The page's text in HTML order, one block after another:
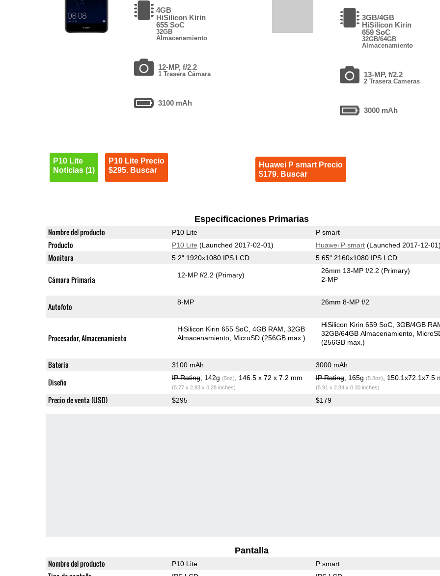
4GB
HiSilicon Kirin
655 SoC
32GB
Almacenamiento
12-MP, f/2.2
1 Trasera Cámara
3100 mAh
P10 Lite
Noticias (1)
P10 Lite Precio
$295. Buscar
3GB/4GB
HiSilicon Kirin
659 SoC
32GB/64GB
Almacenamiento
13-MP, f/2.2
2 Trasera Cameras
3000 mAh
Huawei P smart Precio
$179. Buscar
Especificaciones Primarias
Nombre del producto P10 Lite P smart
Producto P10 Lite (Launched 2017-02-01) Huawei P smart(Launched 2017-12-01)
Monitora 5.2" 1920x1080 IPS LCD 5.65" 2160x1080 IPS LCD
Cámara Primaria 12-MP f/2.2(Primary)
26mm 13-MP f/2.2(Primary)
2-MP
Autofoto 8-MP 26mm 8-MP f/2
Procesador, Almacenamiento
HiSilicon Kirin 655 SoC 4GB RAM 32GB
Almacenamiento MicroSD (256GB max.)
HiSilicon Kirin 659 SoC 3GB/4GB
32GB/64GB Almacenamiento
(256GB max.)
Bateria 3100 mAh 3000 mAh
Diseño IP Rating, 142g (5oz) , 146.5 x 72 x 7.2 mm
(5.77 x 2.83 x 0.28 inches)
IP Rating, 165g (5.8oz) , 150.1x72.1x7.5
(5.91 x 2.84 x 0.30 inches)
Precio de venta (USD) $295 $179
Pantalla
Nombre del producto P10 Lite P smart